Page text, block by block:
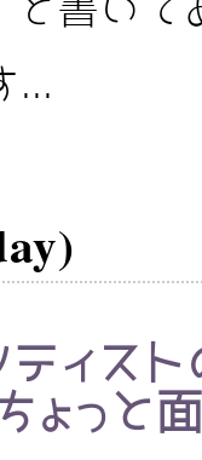
書いて
...
ィス
ょっと